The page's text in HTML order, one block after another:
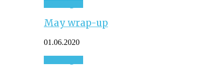
May wrap-up
01.06.2020